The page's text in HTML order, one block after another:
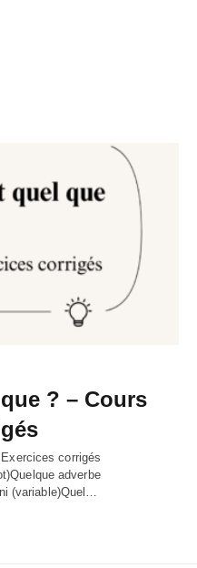
? – Cours
corrigés
adverbe
(variable)Quel…